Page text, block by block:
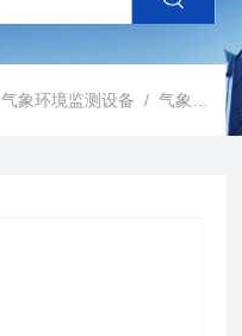
气象环境监测设备 /气象监测站